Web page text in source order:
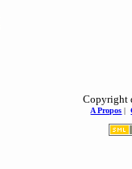
Copyright
A Propos |